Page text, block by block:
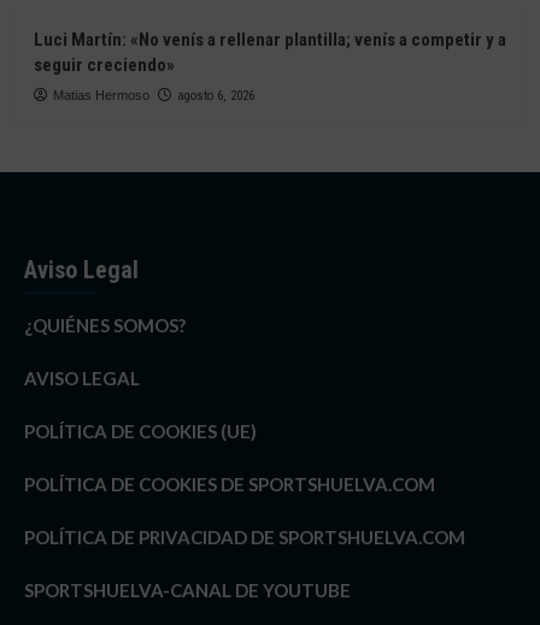
Luci Martín: «No venís a rellenar plantilla; venís a competir y a
seguir creciendo»
Matias Hermoso agosto 6, 2026
Aviso Legal
¿QUIÉNES SOMOS?
AVISO LEGAL
POLÍTICA DE COOKIES (UE)
POLÍTICA DE COOKIES DE SPORTSHUELVA.COM
POLÍTICA DE PRIVACIDAD DE SPORTSHUELVA.COM
SPORTSHUELVA-CANAL DE YOUTUBE